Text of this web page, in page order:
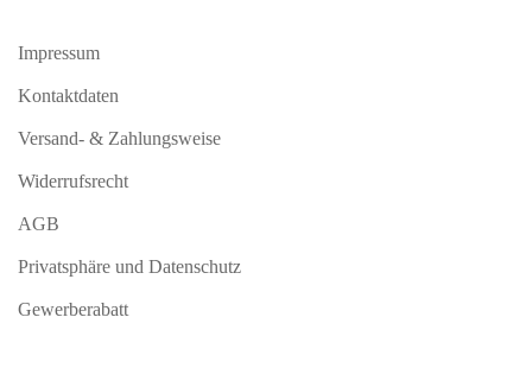
Impressum
Kontaktdaten
Versand- & Zahlungsweise
Widerrufsrecht
AGB
Privatsphäre und Datenschutz
Gewerberabatt